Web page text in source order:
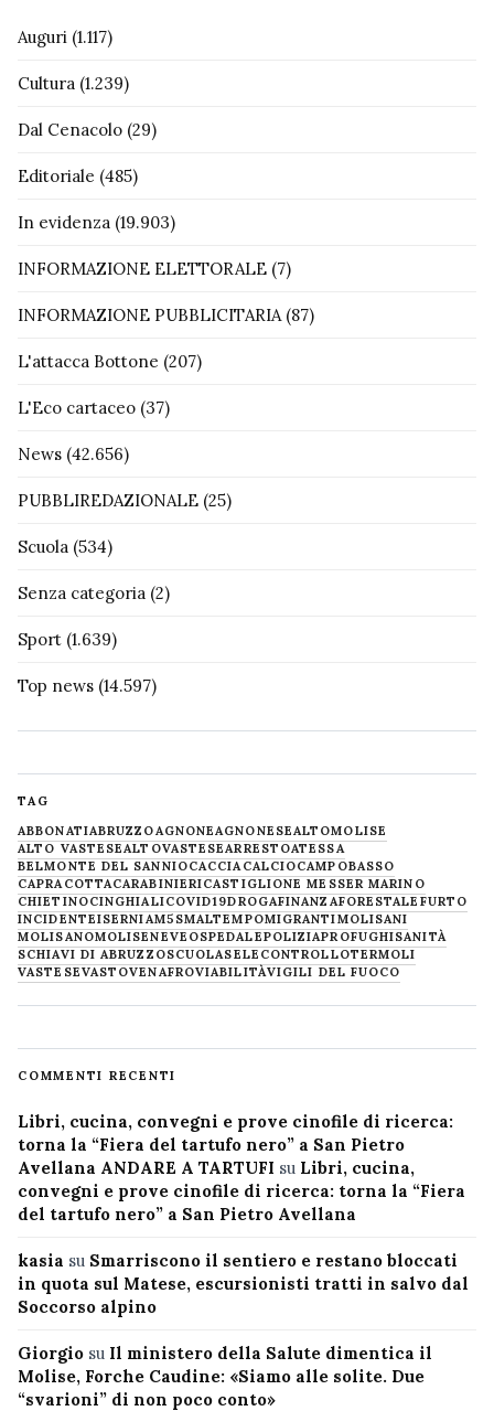
Auguri (1.117)
Cultura (1.239)
Dal Cenacolo (29)
Editoriale (485)
In evidenza (19.903)
INFORMAZIONE ELETTORALE (7)
INFORMAZIONE PUBBLICITARIA(87)
L'attacca Bottone (207)
L'Eco cartaceo (37)
News (42.656)
PUBBLIREDAZIONALE (25)
Scuola (534)
Senza categoria (2)
Sport (1.639)
Top news (14.597)
TAG
ABBONATIABRUZZOAGNONEAGNONESEALTOMOLISE
ALTO VASTESEALTOVASTESEARRESTOATESSA
BELMONTE DEL SANNIOCACCIACALCIOCAMPOBASSO
CAPRACOTTACARABINIERICASTIGLIONE MESSER MARINO
CHIETINOCINGHIALICOVID19DROGAFINANZAFORESTALE FURTO
INCIDENTEISERNIAM5SMALTEMPOMIGRANTIMOLISANI
MOLISANOMOLISENEVE OSPEDALEPOLIZIAPROFUGHISANITÀ
SCHIAVI DI ABRUZZOSCUOLASELECONTROLLOTERMOLI
VASTESEVASTOVENAFROVIABILITÀVIGILI DEL FUOCO
COMMENTI RECENTI
Libri, cucina, convegni e prove cinofile di ricerca:
torna la “Fiera del tartufo nero” a San Pietro
Avellana ANDARE A TARTUFI su Libri, cucina,
convegni e prove cinofile di ricerca: torna la “Fiera
del tartufo nero” a San Pietro Avellana
kasia su Smarriscono il sentiero e restano bloccati
in quota sul Matese, escursionisti tratti in salvo dal
Soccorso alpino
Giorgio su Il ministero della Salute dimentica il
Molise, Forche Caudine: «Siamo alle solite. Due
“svarioni” di non poco conto»